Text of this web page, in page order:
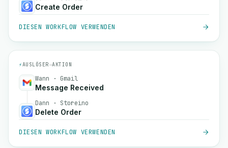
Create Order
DIESEN WORKFLOW VERWENDEN
⚡AUSLÖSER→AKTION
Wann · Gmail
Message Received
Dann · Storeino
Delete Order
DIESEN WORKFLOW VERWENDEN